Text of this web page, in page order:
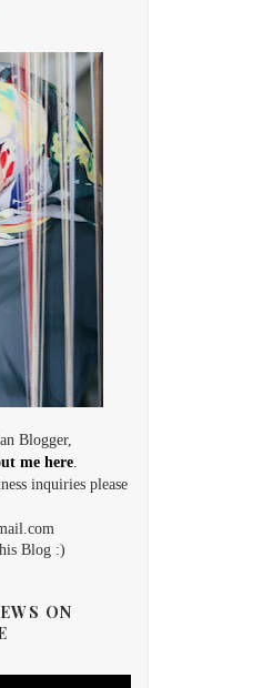
Blogger,
me here.
inquiries please
Blog :)
ON